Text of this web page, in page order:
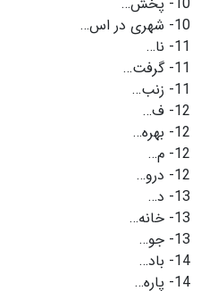
10- شهری در اس…
11- نا…
11- گرفت…
11- زنب…
12- ف…
12- بهره…
12- م…
12- درو…
13- د…
13- خانه…
13- جو…
14- باد…
14- پاره…